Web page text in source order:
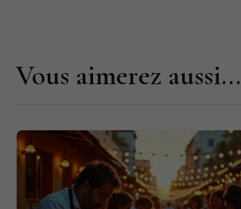
Vous aimerez aussi...